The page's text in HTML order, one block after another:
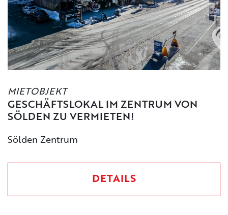
MIETOBJEKT
GESCHÄFTSLOKAL IM ZENTRUM VON
SÖLDEN ZU VERMIETEN!
Sölden Zentrum
DETAILS